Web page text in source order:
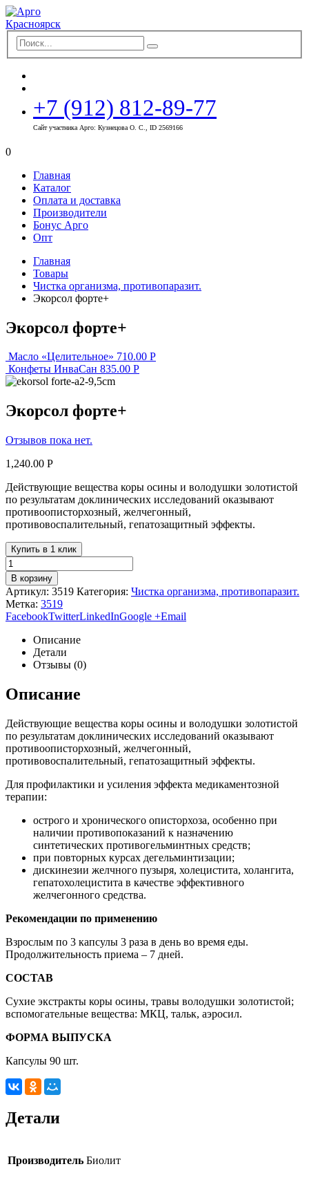
+7 (912) 812-89-77
Сайт участника Арго: Кузнецова О. С., ID 2569166
0
Главная
Каталог
Оплата и доставка
Производители
Бонус Арго
Опт
Главная
Товары
Чистка организма, противопаразит.
Экорсол форте+
Экорсол форте+
Масло «Целительное» 710.00 Р
Конфеты ИнваСан 835.00 Р
Экорсол форте+
Отзывов пока нет.
1,240.00 Р
Действующие вещества коры осины и володушки золотистой
по результатам доклинических исследований оказывают
противоописторхозный, желчегонный,
противовоспалительный, гепатозащитный эффекты.
Купить в 1 клик
В корзину
Артикул: 3519 Категория: Чистка организма, противопаразит.
Метка: 3519
FacebookTwitterLinkedInGoogle +Email
Описание
Детали
Отзывы (0)
Описание
Действующие вещества коры осины и володушки золотистой
по результатам доклинических исследований оказывают
противоописторхозный, желчегонный,
противовоспалительный, гепатозащитный эффекты.
Для профилактики и усиления эффекта медикаментозной
терапии:
острого и хронического описторхоза, особенно при
наличии противопоказаний к назначению
синтетических противогельминтных средств;
при повторных курсах дегельминтизации;
дискинезии желчного пузыря, холецистита, холангита,
гепатохолецистита в качестве эффективного
желчегонного средства.
Рекомендации по применению
Взрослым по 3 капсулы 3 раза в день во время еды.
Продолжительность приема – 7 дней.
СОСТАВ
Сухие экстракты коры осины, травы володушки золотистой;
вспомогательные вещества: МКЦ, тальк, аэросил.
ФОРМА ВЫПУСКА
Капсулы 90 шт.
Детали
Производитель Биолит